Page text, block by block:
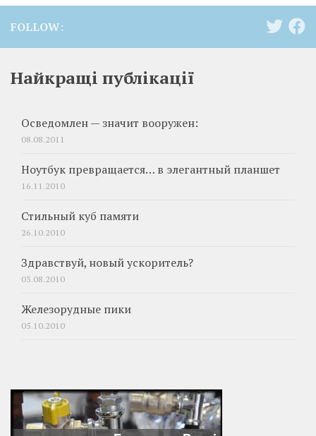
FOLLOW:
Найкращі публікації
Осведомлен — значит вооружен:
08.08.2011
Ноутбук превращается… в элегантный планшет
16.11.2010
Стильный куб памяти
26.10.2010
Здравствуй, новый ускоритель?
03.08.2010
Железорудные пики
05.10.2010